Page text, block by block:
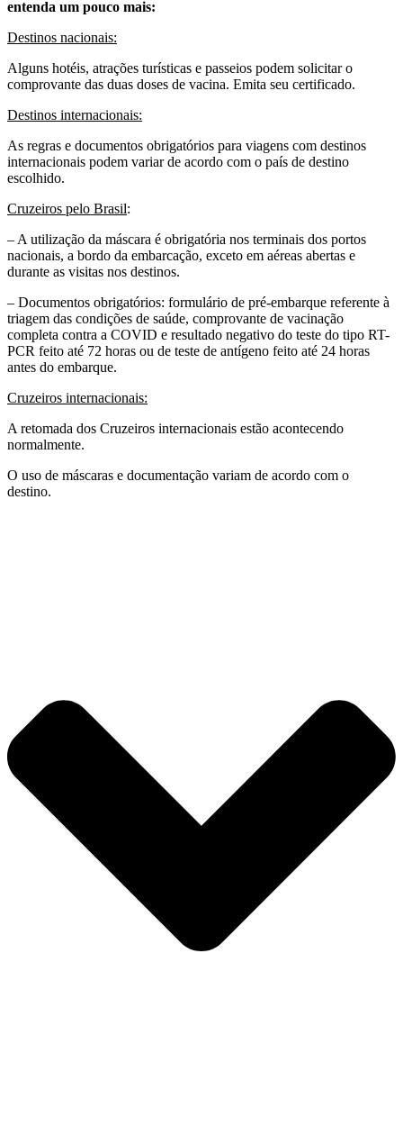
entenda um pouco mais:
Destinos nacionais:
Alguns hotéis, atrações turísticas e passeios podem solicitar o
comprovante das duas doses de vacina. Emita seu certificado.
Destinos internacionais:
As regras e documentos obrigatórios para viagens com destinos
internacionais podem variar de acordo com o país de destino
escolhido.
Cruzeiros pelo Brasil:
– A utilização da máscara é obrigatória nos terminais dos portos
nacionais, a bordo da embarcação, exceto em aéreas abertas e
durante as visitas nos destinos.
– Documentos obrigatórios: formulário de pré-embarque referente à
triagem das condições de saúde, comprovante de vacinação
completa contra a COVID e resultado negativo do teste do tipo RT-
PCR feito até 72 horas ou de teste de antígeno feito até 24 horas
antes do embarque.
Cruzeiros internacionais:
A retomada dos Cruzeiros internacionais estão acontecendo
normalmente.
O uso de máscaras e documentação variam de acordo com o
destino.